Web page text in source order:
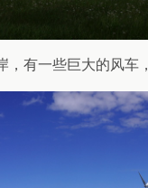
，有一些巨大的风车，